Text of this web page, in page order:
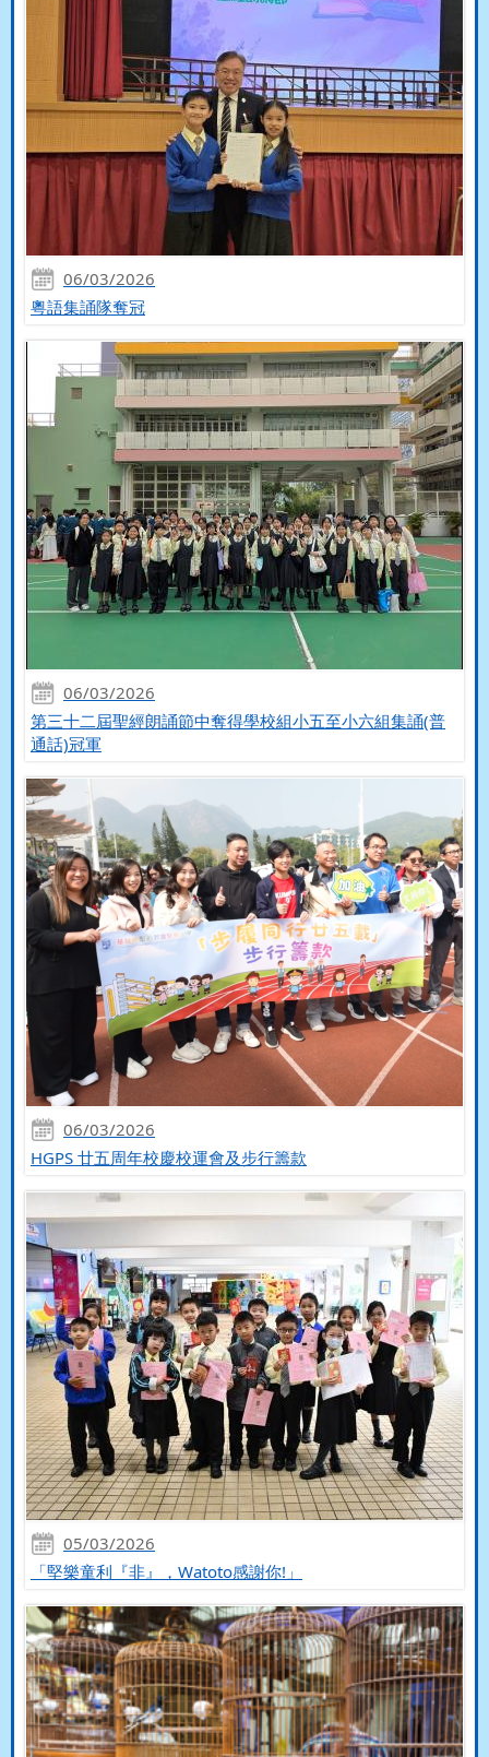
06/03/2026
粵語集誦隊奪冠
06/03/2026
第三十二屆聖經朗誦節中奪得學校組小五至小六組集誦(普
通話)冠軍
06/03/2026
HGPS 廿五周年校慶校運會及步行籌款
05/03/2026
「堅樂童利『非』，Watoto感謝你!」